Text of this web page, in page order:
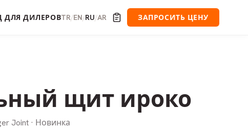
ДЛЯ ДИЛЕРОВTR/EN/RU/AR ЗАПРОСИТЬ ЦЕНУ
щит ироко
Joint · Новинка